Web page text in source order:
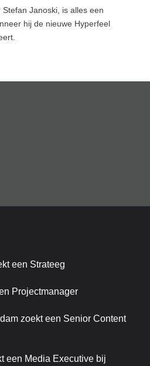
Janoski, is alles een
hij de nieuwe Hyperfeel
een Strateeg
Projectmanager
zoekt een Senior Content
een Media Executive bij